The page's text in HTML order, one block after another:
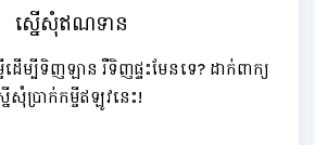
ស្នើសុំឥណទាន
ដើម្បីទិញឡាន រឺទិញផ្ទះមែនទេ? ដាក់ពាក្យ
ើសុំប្រាក់កម្ចីឥឡូវនេះ!